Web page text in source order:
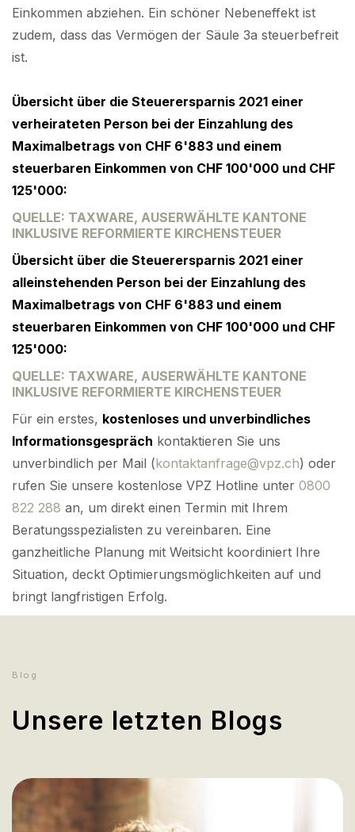
Einkommen abziehen. Ein schöner Nebeneffekt ist
zudem, dass das Vermögen der Säule 3a steuerbefreit
ist.
Übersicht über die Steuerersparnis 2021 einer
verheirateten Person bei der Einzahlung des
Maximalbetrags von CHF 6'883 und einem
steuerbaren Einkommen von CHF 100'000 und CHF
125'000:
QUELLE: TAXWARE, AUSERWÄHLTE KANTONE
INKLUSIVE REFORMIERTE KIRCHENSTEUER
Übersicht über die Steuerersparnis 2021 einer
alleinstehenden Person bei der Einzahlung des
Maximalbetrags von CHF 6'883 und einem
steuerbaren Einkommen von CHF 100'000 und CHF
125'000:
QUELLE: TAXWARE, AUSERWÄHLTE KANTONE
INKLUSIVE REFORMIERTE KIRCHENSTEUER
Für ein erstes, kostenloses und unverbindliches
Informationsgespräch kontaktieren Sie uns
unverbindlich per Mail (kontaktanfrage@vpz.ch) oder
rufen Sie unsere kostenlose VPZ Hotline unter 0800
822 288 an, um direkt einen Termin mit Ihrem
Beratungsspezialisten zu vereinbaren. Eine
ganzheitliche Planung mit Weitsicht koordiniert Ihre
Situation, deckt Optimierungsmöglichkeiten auf und
bringt langfristigen Erfolg.
Blog
Unsere letzten Blogs